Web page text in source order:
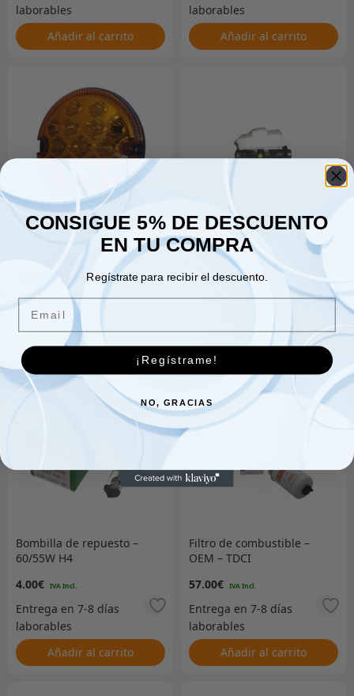
Añadir al carrito Añadir al carrito
Indicador LED NAS
Añadir al carrito
Cilindro maestro de freno
– 110/130 sin ABS según
HA901219
70.00€
Añadir al carrito
Bombilla de repuesto –
60/55W H4
4.00€
Añadir al carrito
Filtro de combustible –
OEM – TDCI
57.00€
Añadir al carrito
CONSIGUE 5% DE DESCUENTO
EN TU COMPRA
Regístrate para recibir el descuento.
Email
¡Regístrame!
NO, GRACIAS